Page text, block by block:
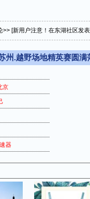
>> [新用户注意！在东湖社区发
州.越野场地精英赛圆满
京
器